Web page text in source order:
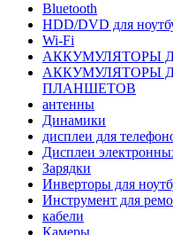
Bluetooth
HDD/DVD для
Wi-Fi
АККУМУЛЯТОРЫ
АККУМУЛЯТОРЫ
ПЛАНШЕТОВ
антенны
Динамики
дисплеи для
Дисплеи
Зарядки
Инверторы для
Инструмент для
кабели
Камеры